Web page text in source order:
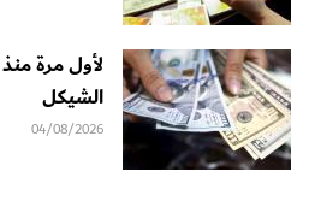
لأول مرة منذ
الشيكل
04/08/2026